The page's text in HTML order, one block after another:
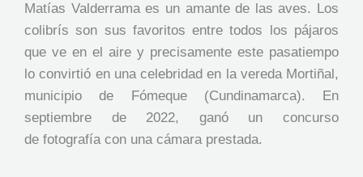
Matías Valderrama es un amante de las aves. Los
colibrís son sus favoritos entre todos los pájaros
que ve en el aire y precisamente este pasatiempo
lo convirtió en una celebridad en la vereda Mortiñal,
municipio de Fómeque (Cundinamarca). En
septiembre de 2022, ganó un concurso
de fotografía con una cámara prestada.